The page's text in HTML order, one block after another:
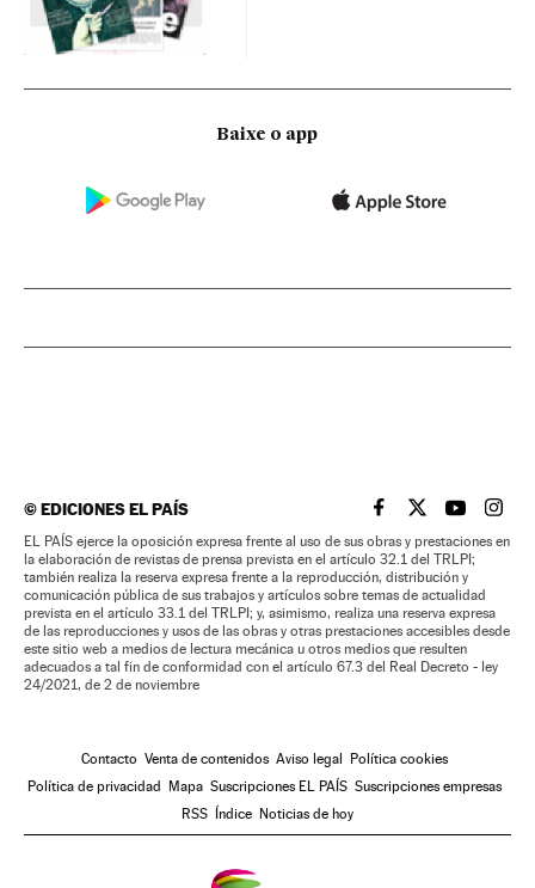
Baixe o app
©EDICIONES EL PAÍS EL PAÍS BRASIL EN
EL PAÍSEL PAÍS
EL
EL PAÍS ejerce la oposición expresa frente al uso de sus obras y prestaciones en
la elaboración de revistas de prensa prevista en el artículo 32.1 del TRLPI;
también realiza la reserva expresa frente a la reproducción, distribución y
comunicación pública de sus trabajos y artículos sobre temas de actualidad
prevista en el artículo 33.1 del TRLPI; y, asimismo, realiza una reserva expresa
de las reproducciones y usos de las obras y otras prestaciones accesibles desde
este sitio web a medios de lectura mecánica u otros medios que resulten
adecuados a tal fin de conformidad con el artículo 67.3 del Real Decreto - ley
24/2021, de 2 de noviembre
Contacto Venta de contenidos Aviso legal
Política cookies
Política de privacidad
Mapa Suscripciones EL PAÍS Suscripciones empresas
RSS
Índice Noticias de hoy